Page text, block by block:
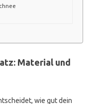
Material und
wie gut dein